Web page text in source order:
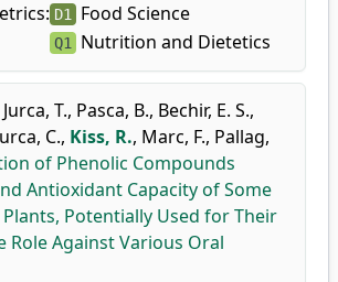
D1 Food Science
Q1 Nutrition and Dietetics
Jurca, T., Pasca, B., Bechir, E. S.,
C., Kiss, R., Marc, F., Pallag,
of Phenolic Compounds
Antioxidant Capacity of Some
Potentially Used for Their
Role Against Various Oral